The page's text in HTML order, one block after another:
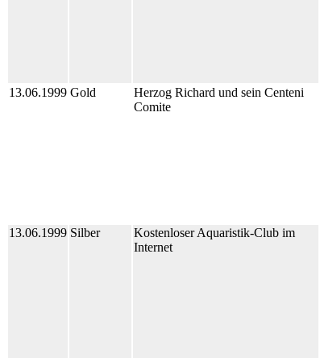
13.06.1999 Gold
Herzog Richard und sein Centeni
Comite
13.06.1999 Silber
Kostenloser Aquaristik-Club im
Internet